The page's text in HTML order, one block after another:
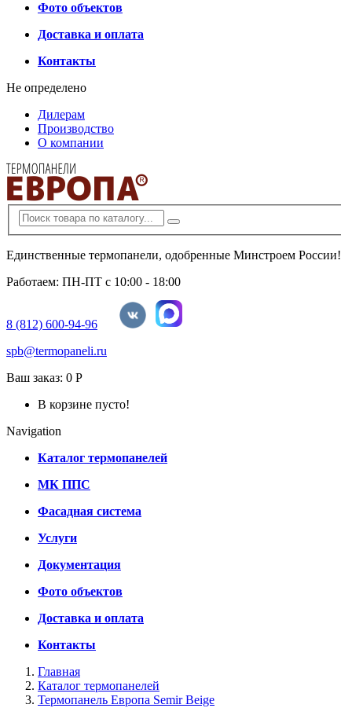
Фото объектов
Доставка и оплата
Контакты
Не определено
Дилерам
Производство
О компании
Единственные термопанели, одобренные Минстроем России!
Работаем: ПН-ПТ с 10:00 - 18:00
8 (812) 600-94-96
spb@termopaneli.ru
Ваш заказ: 0 Р
В корзине пусто!
Navigation
Каталог термопанелей
МК ППС
Фасадная система
Услуги
Документация
Фото объектов
Доставка и оплата
Контакты
Главная
Каталог термопанелей
Термопанель Европа Semir Beige